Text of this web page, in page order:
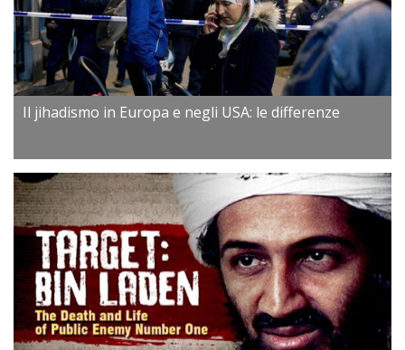
Il jihadismo in Europa e negli USA: le differenze